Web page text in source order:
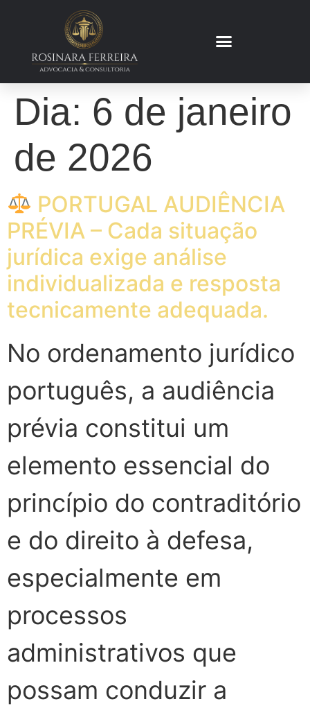
Dia: 6 de janeiro
de 2026
PORTUGAL AUDIÊNCIA
PRÉVIA – Cada situação
jurídica exige análise
individualizada e resposta
tecnicamente adequada.
No ordenamento jurídico
português, a audiência
prévia constitui um
elemento essencial do
princípio do contraditório
e do direito à defesa,
especialmente em
processos
administrativos que
possam conduzir a